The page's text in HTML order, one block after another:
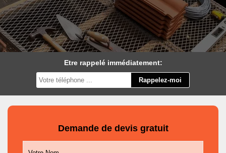
Etre rappelé immédiatement:
Demande de devis gratuit